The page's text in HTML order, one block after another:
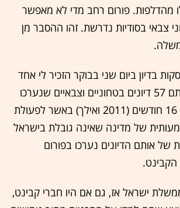
פורום רחב מדי לא מאפשר
צבאי בסודיות נדרשת. זהו ההסבר מן
בדיון ביום שני בבוקר הזכיר לי אחד
את הח"כים את אותם 57 דיונים בטחוניים וצבאיים שנערכו
על פני תקופה של 16 חודשים (2011 ואילך) באשר לפעולת
של מדינה שאינה גובלת בישראל
אותם הדיונים נערכו בפורום
ישראל אז, גם אם היו חברי קבינט,